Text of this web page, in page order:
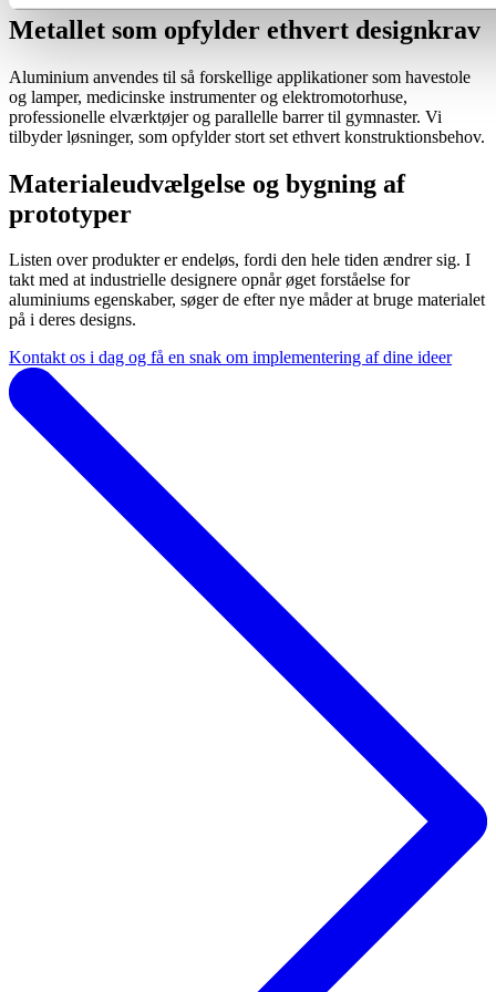
Metallet som opfylder ethvert designkrav
Aluminium anvendes til så forskellige applikationer som havestole
og lamper, medicinske instrumenter og elektromotorhuse,
professionelle elværktøjer og parallelle barrer til gymnaster. Vi
tilbyder løsninger, som opfylder stort set ethvert konstruktionsbehov.
Materialeudvælgelse og bygning af
prototyper
Listen over produkter er endeløs, fordi den hele tiden ændrer sig. I
takt med at industrielle designere opnår øget forståelse for
aluminiums egenskaber, søger de efter nye måder at bruge materialet
på i deres designs.
Kontakt os i dag og få en snak om implementering af dine ideer